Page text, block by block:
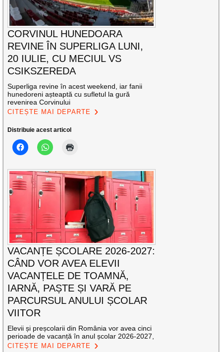
CORVINUL HUNEDOARA
REVINE ÎN SUPERLIGA LUNI,
20 IULIE, CU MECIUL VS
CSIKSZEREDA
Superliga revine în acest weekend, iar fanii
hunedoreni așteaptă cu sufletul la gură
revenirea Corvinului
CITEȘTE MAI DEPARTE
Distribuie acest articol
VACANȚE ȘCOLARE 2026-2027:
CÂND VOR AVEA ELEVII
VACANȚELE DE TOAMNĂ,
IARNĂ, PAȘTE ȘI VARĂ PE
PARCURSUL ANULUI ȘCOLAR
VIITOR
Elevii și preșcolarii din România vor avea cinci
perioade de vacanță în anul școlar 2026-2027,
CITEȘTE MAI DEPARTE